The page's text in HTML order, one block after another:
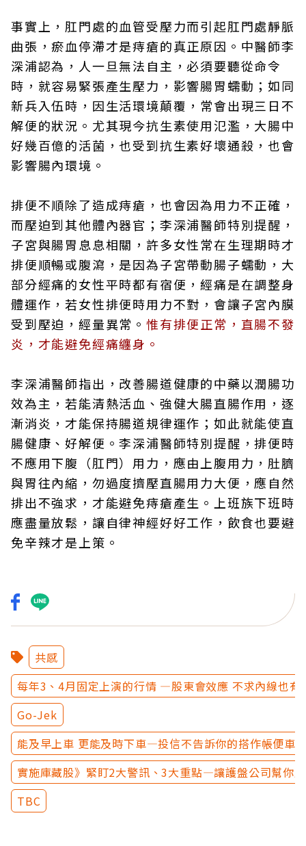
事實上，肛門處的血管受壓力而引起肛門處靜脈
曲張，瘀血停滯才是痔瘡的真正原因。中醫師李
深浦認為，人一旦無法自主，必須要聽從命令
時，就容易緊張產生壓力，影響腸胃蠕動；如同
新兵入伍時，因生活環境顛覆，常會出現三日不
解便的狀況。尤其現今抗生素使用氾濫，大腸中
好幾百億的活菌，也受到抗生素好壞通殺，也會
影響腸內環境。
排便不順除了造成痔瘡，也會因為用力不正確，
而壓迫到其他體內器官；李深浦醫師特別提醒，
子宮與腸胃息息相關，許多女性常在生理期時才
排便順暢或腹瀉，是因為子宮帶動腸子蠕動，大
部分經痛的女性平時都有宿便，經痛是在調整身
體運作，若女性排便時用力不對，會讓子宮內膜
受到壓迫，經量異常。惟有排便正常，直腸不發
炎，才能避免經痛纏身。
李深浦醫師指出，改善腸道健康的中藥以潤腸功
效為主，若能清熱活血、強健大腸直腸作用，逐
漸消炎，才能保持腸道規律運作；如此就能使直
腸健康、好解便。李深浦醫師特別提醒，排便時
不應用下腹（肛門）用力，應由上腹用力，肚臍
與胃往內縮，勿過度擠壓直腸用力大便，應自然
排出不強求，才能避免痔瘡產生。上班族下班時
應盡量放鬆，讓自律神經好好工作，飲食也要避
免辛辣才是上策。
共感
每年3、4月固定上演的行情 —股東會效應 不求內線也有
Go-Jek
能及早上車 更能及時下車—投信不告訴你的搭作帳便車
實施庫藏股》緊盯2大警訊、3大重點—讓護盤公司幫你
TBC